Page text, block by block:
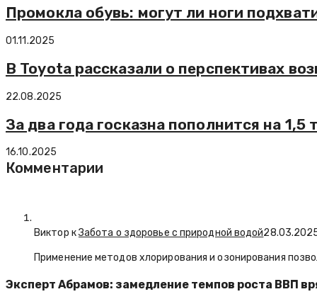
Промокла обувь: могут ли ноги
01.11.2025
В Toyota рассказали о перспективах
22.08.2025
За два года госказна пополнится на 1,5
16.10.2025
Комментарии
Виктор кЗабота о здоровье с природной водой
Применение методов хлорирования и озонирования
Эксперт Абрамов: замедление темпов роста ВВП